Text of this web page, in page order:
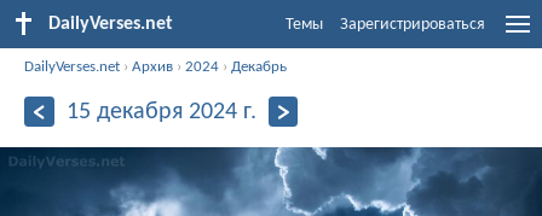
DailyVerses.net Темы Зарегистрироваться
DailyVerses.net ›Архив ›2024 ›Декабрь
15 декабря 2024 г.